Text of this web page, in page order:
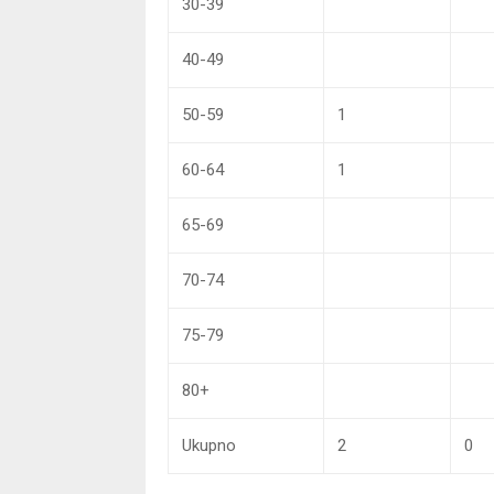
30-39
40-49
50-59 1
60-64 1
65-69
70-74
75-79
80+
Ukupno 2 0